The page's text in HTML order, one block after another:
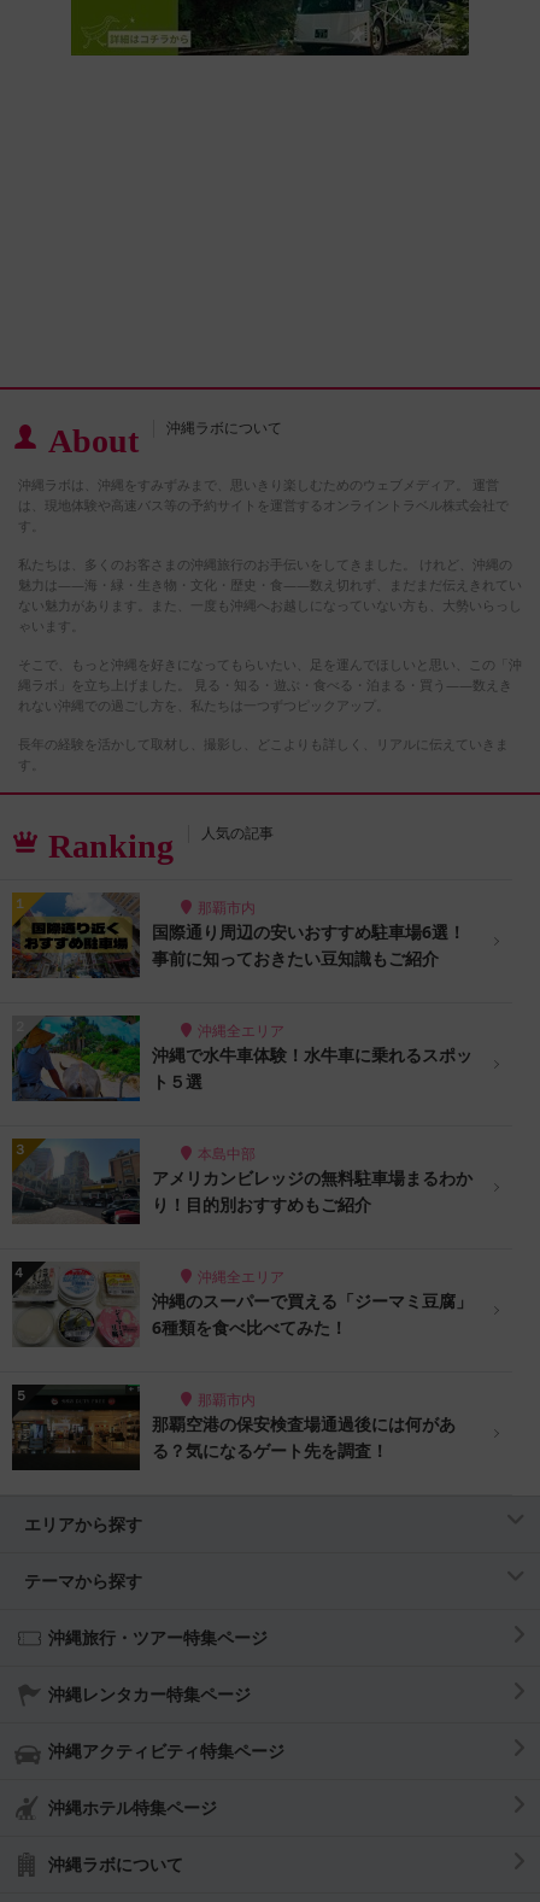
About 沖縄ラボについて
沖縄ラボは、沖縄をすみずみまで、思いきり楽しむためのウェブメディア。 運営
は、現地体験や高速バス等の予約サイトを運営するオンライントラベル株式会社で
す。
私たちは、多くのお客さまの沖縄旅行のお手伝いをしてきました。 けれど、沖縄の
魅力は――海・緑・生き物・文化・歴史・食――数え切れず、まだまだ伝えきれてい
ない魅力があります。また、一度も沖縄へお越しになっていない方も、大勢いらっし
ゃいます。
そこで、もっと沖縄を好きになってもらいたい、足を運んでほしいと思い、この「沖
縄ラボ」を立ち上げました。 見る・知る・遊ぶ・食べる・泊まる・買う――数えき
れない沖縄での過ごし方を、私たちは一つずつピックアップ。
長年の経験を活かして取材し、撮影し、どこよりも詳しく、リアルに伝えていきま
す。
Ranking 人気の記事
那覇市内
国際通り周辺の安いおすすめ駐車場6選！
事前に知っておきたい豆知識もご紹介
沖縄全エリア
沖縄で水牛車体験！水牛車に乗れるスポッ
ト５選
本島中部
アメリカンビレッジの無料駐車場まるわか
り！目的別おすすめもご紹介
沖縄全エリア
沖縄のスーパーで買える「ジーマミ豆腐」
6種類を食べ比べてみた！
那覇市内
那覇空港の保安検査場通過後には何があ
る？気になるゲート先を調査！
エリアから探す
テーマから探す
沖縄旅行・ツアー特集ページ
沖縄レンタカー特集ページ
沖縄アクティビティ特集ページ
沖縄ホテル特集ページ
沖縄ラボについて